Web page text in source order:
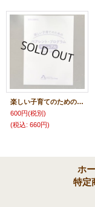
楽しい子育てのための ペアレント・プログラム マニュアル 2015-2020
600円(税別)
(税込: 660円)
ホ
特定